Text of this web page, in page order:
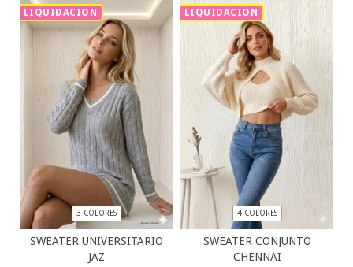
LIQUIDACION
3 COLORES
SWEATER UNIVERSITARIO
JAZ
LIQUIDACION
4 COLORES
SWEATER CONJUNTO
CHENNAI